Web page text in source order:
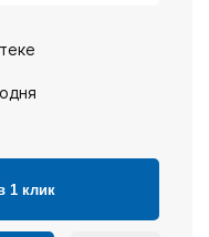
1 клик